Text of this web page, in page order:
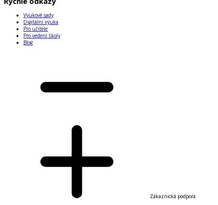
Výukové sady
Digitální výuka
Pro učitele
Pro vedení školy
Blog
Zákaznická podpora